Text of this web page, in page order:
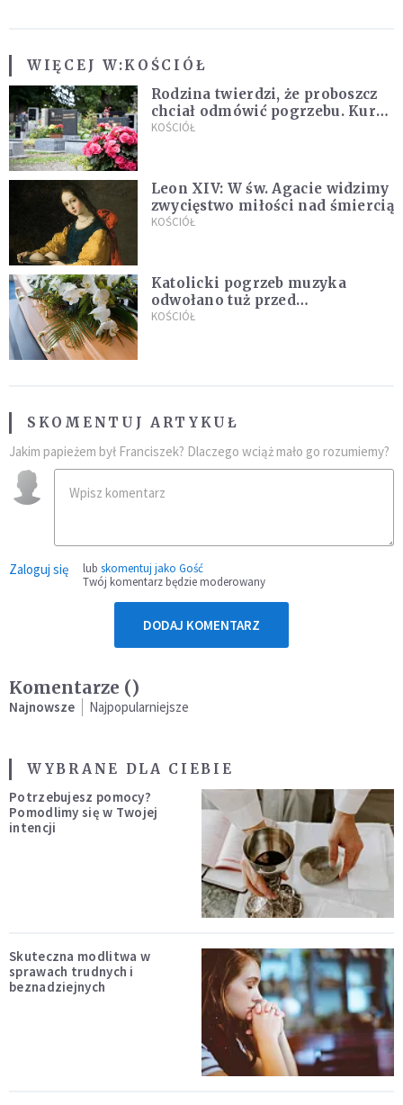
WIĘCEJ W:KOŚCIÓŁ
Rodzina twierdzi, że proboszcz
chciał odmówić pogrzebu. Kuria
zapowiada wyjaśnienia
KOŚCIÓŁ
Leon XIV: W św. Agacie widzimy
zwycięstwo miłości nad śmiercią
KOŚCIÓŁ
Katolicki pogrzeb muzyka
odwołano tuż przed
uroczystością. Powodem była
KOŚCIÓŁ
SKOMENTUJ ARTYKUŁ
Jakim papieżem był Franciszek? Dlaczego wciąż mało go rozumiemy?
Zaloguj się lub skomentuj jako Gość
Twój komentarz będzie moderowany
DODAJ KOMENTARZ
Komentarze ()
Najnowsze Najpopularniejsze
WYBRANE DLA CIEBIE
Potrzebujesz pomocy?
Pomodlimy się w Twojej
intencji
Skuteczna modlitwa w
sprawach trudnych i
beznadziejnych